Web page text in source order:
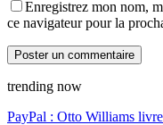
Enregistrez mon nom,
ce navigateur pour la
trending now
PayPal : Otto Williams